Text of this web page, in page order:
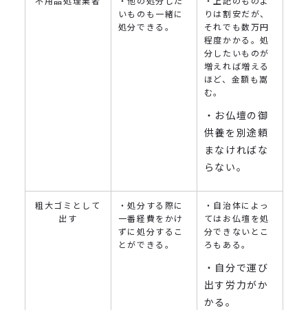
いものも一緒に
処分できる。
りは割安だが、
それでも数万円
程度かかる。処
分したいものが
増えれば増える
ほど、金額も嵩
む。
・お仏壇の御
供養を別途頼
まなければな
らない。
粗大ゴミとして
出す
・処分する際に
一番経費をかけ
ずに処分するこ
とができる。
・自治体によっ
てはお仏壇を処
分できないとこ
ろもある。
・自分で運び
出す労力がか
かる。